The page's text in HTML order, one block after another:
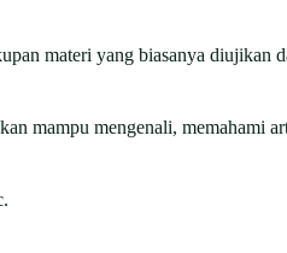
materi yang biasanya
mampu mengenali, memahami